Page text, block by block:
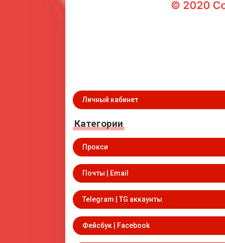
Личный кабинет
Категории
Прокси
Почты | Email
Telegram | TG аккаунты
Фейсбук | Facebook